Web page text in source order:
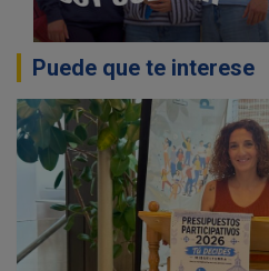
Puede que te interese